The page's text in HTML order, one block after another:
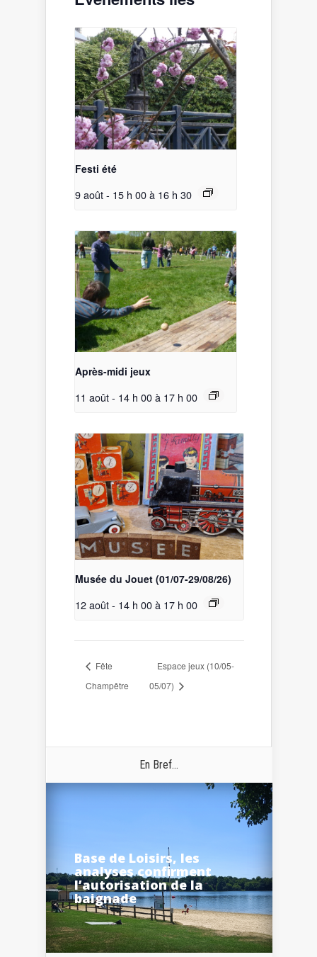
Festi été
9 août - 15 h 00à 16 h 30
Après-midi jeux
11 août - 14 h 00à 17 h 00
Musée du Jouet (01/07-29/08/26)
12 août - 14 h 00à 17 h 00
Fête
Champêtre
Espace jeux (10/05-
05/07)
En Bref...
Base de Loisirs, les
analyses confirment
l’autorisation de la
baignade